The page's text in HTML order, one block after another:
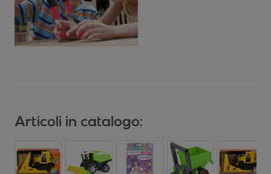
Articoli in catalogo: